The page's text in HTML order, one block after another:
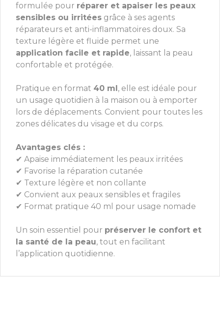
formulée pour réparer et apaiser les peaux
sensibles ou irritées grâce à ses agents
réparateurs et anti-inflammatoires doux. Sa
texture légère et fluide permet une
application facile et rapide, laissant la peau
confortable et protégée.
Pratique en format 40 ml, elle est idéale pour
un usage quotidien à la maison ou à emporter
lors de déplacements. Convient pour toutes les
zones délicates du visage et du corps.
Avantages clés :
✔ Apaise immédiatement les peaux irritées
✔ Favorise la réparation cutanée
✔ Texture légère et non collante
✔ Convient aux peaux sensibles et fragiles
✔ Format pratique 40 ml pour usage nomade
Un soin essentiel pour préserver le confort et
la santé de la peau, tout en facilitant
l’application quotidienne.